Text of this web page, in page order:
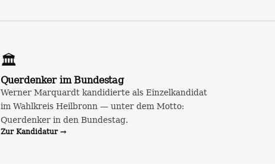
🏛️
Querdenker im Bundestag
Werner Marquardt kandidierte als Einzelkandidat
im Wahlkreis Heilbronn — unter dem Motto:
Querdenker in den Bundestag.
Zur Kandidatur →